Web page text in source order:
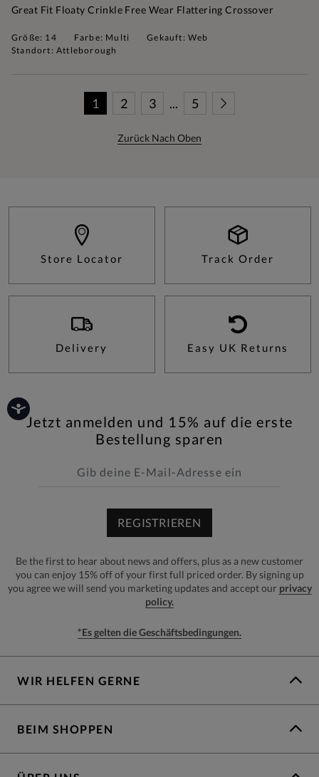
Great Fit Floaty Crinkle Free Wear Flattering Crossover
Größe: 14 Farbe: Multi
Gekauft: Web
Standort: Attleborough
1 2 3 ... 5
Zurück Nach Oben
Store Locator Track Order
Delivery Easy UK Returns
Jetzt anmelden und 15% auf die erste
Bestellung sparen
REGISTRIEREN
Be the first to hear about news and offers, plus as a new customer
you can enjoy 15% off of your first full priced order. By signing up
you agree we will send you marketing updates and accept our privacy
policy.
*Es gelten die Geschäftsbedingungen.
WIR HELFEN GERNE
BEIM SHOPPEN